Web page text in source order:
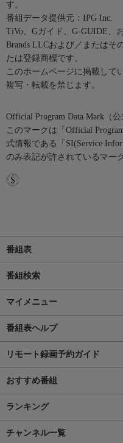
す。
番組データ提供元：IPG Inc.
TiVo、Gガイド、G-GUIDE、
Brands LLCおよび／またはそ
たは登録商標です。
このホームページに掲載して
複写・転載を禁じます。
Official Program Data Mark（
このマークは「Official
式情報である「SI(Service
のみ表記が許されているマー
番組表
番組検索
マイメニュー
番組表ヘルプ
リモート録画予約ガイド
おすすめ番組
ランキング
チャンネル一覧